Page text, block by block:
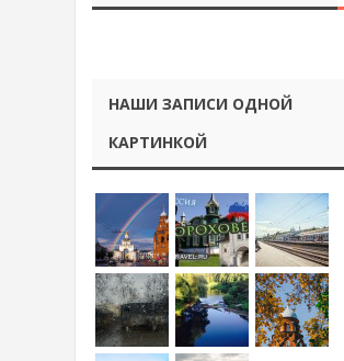
НАШИ ЗАПИСИ ОДНОЙ
КАРТИНКОЙ